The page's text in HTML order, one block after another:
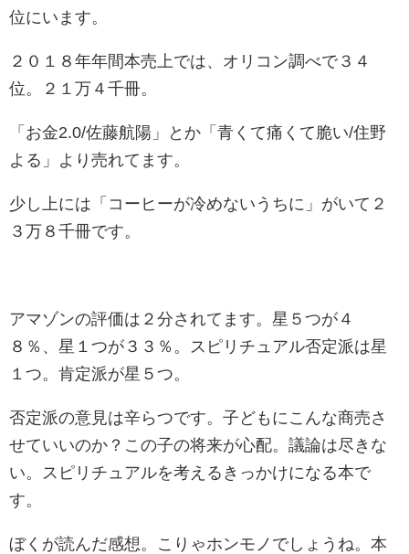
位にいます。
２０１８年年間本売上では、オリコン調べで３４
位。２１万４千冊。
「お金2.0/佐藤航陽」とか「青くて痛くて脆い/住野
よる」より売れてます。
少し上には「コーヒーが冷めないうちに」がいて２
３万８千冊です。
アマゾンの評価は２分されてます。星５つが４
８％、星１つが３３％。スピリチュアル否定派は星
１つ。肯定派が星５つ。
否定派の意見は辛らつです。子どもにこんな商売さ
せていいのか？この子の将来が心配。議論は尽きな
い。スピリチュアルを考えるきっかけになる本で
す。
ぼくが読んだ感想。こりゃホンモノでしょうね。本